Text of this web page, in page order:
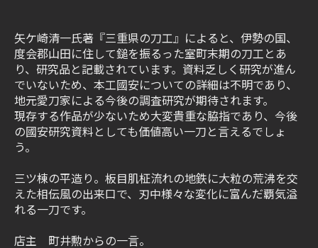
矢ケ崎清一氏著『三重県の刀工』によると、伊勢の国、
度会郡山田に住して鎚を振るった室町末期の刀工とあ
り、研究品と記載されています。資料乏しく研究が進ん
でいないため、本工國安についての詳細は不明であり、
地元愛刀家による今後の調査研究が期待されます。
現存する作品が少ないため大変貴重な脇指であり、今後
の國安研究資料としても価値高い一刀と言えるでしょ
う。
三ツ棟の平造り。板目肌柾流れの地鉄に大粒の荒沸を交
えた相伝風の出来口で、刃中様々な変化に富んだ覇気溢
れる一刀です。
店主 町井勲からの一言。